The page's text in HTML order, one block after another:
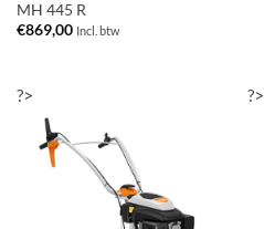
MH 445 R
€869,00 Incl. btw
?> ?>